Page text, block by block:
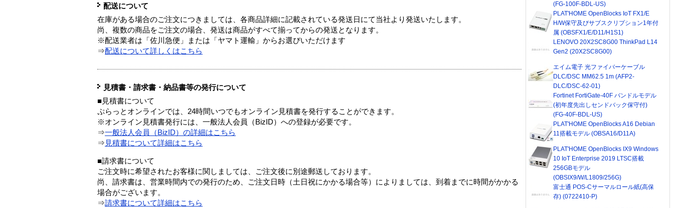
配送について
在庫がある場合のご注文につきましては、各商品詳細に記載されている発送日にて当社より発送いたします。
尚、複数の商品をご注文の場合、発送は商品がすべて揃ってからの発送となります。
※配送業者は「佐川急便」または「ヤマト運輸」からお選びいただけます
⇒配送について詳しくはこちら
見積書・請求書・納品書等の発行について
■見積書について
ぷらっとオンラインでは、24時間いつでもオンライン見積書を発行することができます。
※オンライン見積書発行には、一般法人会員（BizID）への登録が必要です。
⇒一般法人会員（BizID）の詳細はこちら
⇒ 見積書について詳細はこちら
■請求書について
ご注文時に希望されたお客様に関しましては、ご注文後に別途郵送しております。
尚、請求書は、営業時間内での発行のため、ご注文日時（土日祝にかかる場合等）によりましては、到着までに時間がかかる
場合がございます。
⇒請求書について詳細はこちら
(FG-100F-BDL-US)
PLAT'HOME OpenBlocks IoT FX1/E
H/W保守及びサブスクリプション1年付
属 (OBSFX1/E/D11/H1S1)
LENOVO 20X2SC8G00 ThinkPad L14
Gen2 (20X2SC8G00)
エイム電子 光ファイバーケーブル
DLC/DSC MM62.5 1m (AFP2-
DLC/DSC-62-01)
Fortinet FortiGate-40F バンドルモデル
(初年度先出しセンドバック保守付)
(FG-40F-BDL-US)
PLAT'HOME OpenBlocks A16 Debian
11搭載モデル (OBSA16/D11A)
PLAT'HOME OpenBlocks IX9 Windows
10 IoT Enterprise 2019 LTSC搭載
256GBモデル
(OBSIX9/W/L1809/256G)
富士通 POS-Cサーマルロール紙(高保
存) (0722410-P)